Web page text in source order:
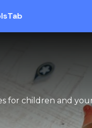
for children and